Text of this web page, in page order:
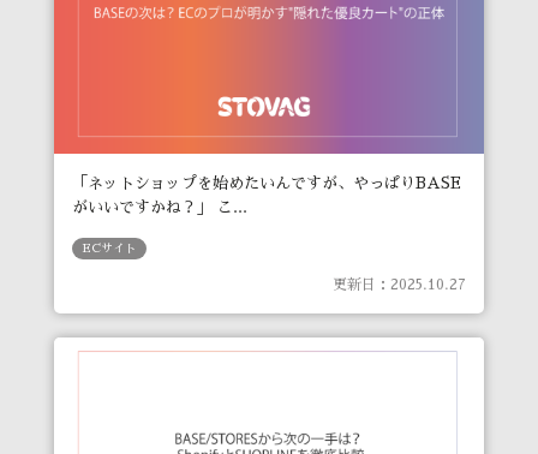
「ネットショップを始めたいんですが、やっぱりBASE
がいいですかね？」 こ...
ECサイト
更新日：2025.10.27